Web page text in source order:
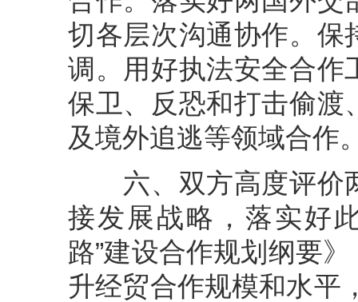
切各层次沟通协作。保
调。用好执法安全合作
保卫、反恐和打击偷渡
及境外追逃等领域合作
六、双方高度评价
接发展战略，落实好
路”建设合作规划纲要
升经贸合作规模和水平